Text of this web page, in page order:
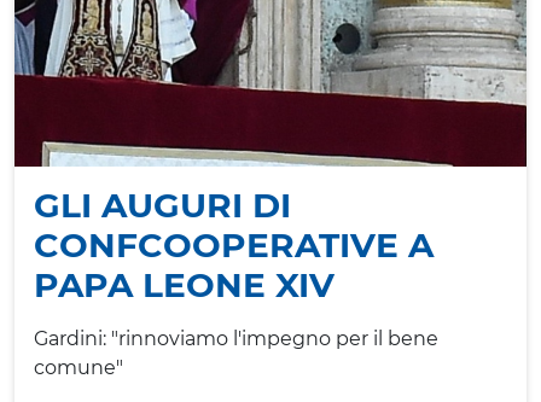
GLI AUGURI DI
CONFCOOPERATIVE A
PAPA LEONE XIV
Gardini: "rinnoviamo l'impegno per il bene
comune"